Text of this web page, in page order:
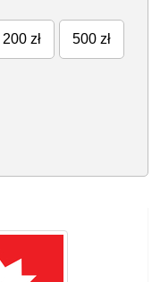
200 zł 500 zł